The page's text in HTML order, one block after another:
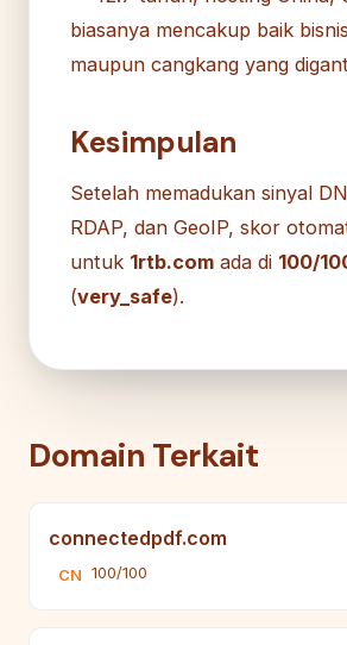
biasanya mencakup baik
maupun cangkang yang
Kesimpulan
Setelah memadukan sinyal
RDAP, dan GeoIP, skor
untuk 1rtb.com ada di 100/
(very_safe).
Domain Terkait
connectedpdf.com
CN 100/100